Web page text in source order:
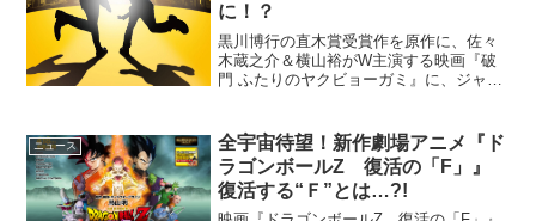
に！？
黒川博行の直木賞受賞作を原作に、佐々
木蔵之介＆横山裕がW主演する映画『破
門 ふたりのヤクビョーガミ』に、ジャニ
クビョーガミ』9名の追加キャスト発表イ
ケイケやくざと、...
ニュース
全宇宙待望！新作劇場アニメ『ド
ラゴンボールZ 復活の「F」』
復活する“Ｆ”とは…?!